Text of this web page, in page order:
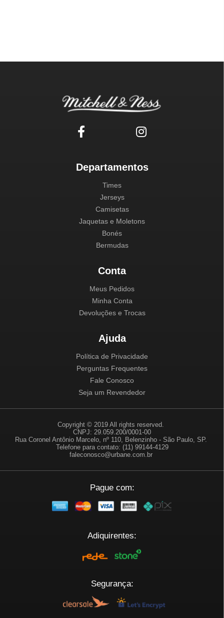
Departamentos
Times
Jerseys
Camisetas
Jaquetas e Moletons
Bonés
Bermudas
Conta
Meus Pedidos
Minha Conta
Devoluções e Trocas
Ajuda
Política de Privacidade
Perguntas Frequentes
Fale Conosco
Seja um Revendedor
Copyright © 2019 All rights reserved.
CNPJ: 29.059.200/0001-00
Rua Coronel Antônio Marcelo, nº 110, Belenzinho - São Paulo, SP.
Telefone para contato: (11) 99144-4129
faleconosco@urbane.com.br
Pague com:
Adiquirentes:
Segurança: